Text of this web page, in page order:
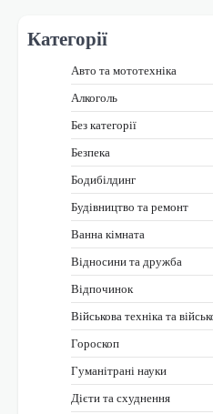
Категорії
Авто та мототехніка
Алкоголь
Без категорії
Безпека
Бодибілдинг
Будівництво та ремонт
Ванна кімната
Відносини та дружба
Відпочинок
Військова техніка та
Гороскоп
Гуманітрані науки
Дієти та схуднення